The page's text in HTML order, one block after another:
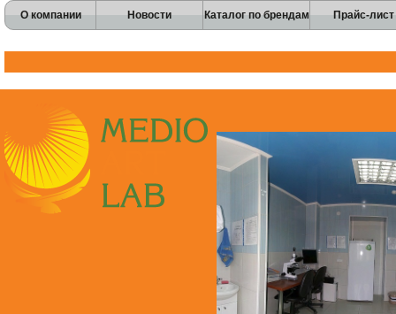
О компании Новости Каталог по брендам Прайс-лист